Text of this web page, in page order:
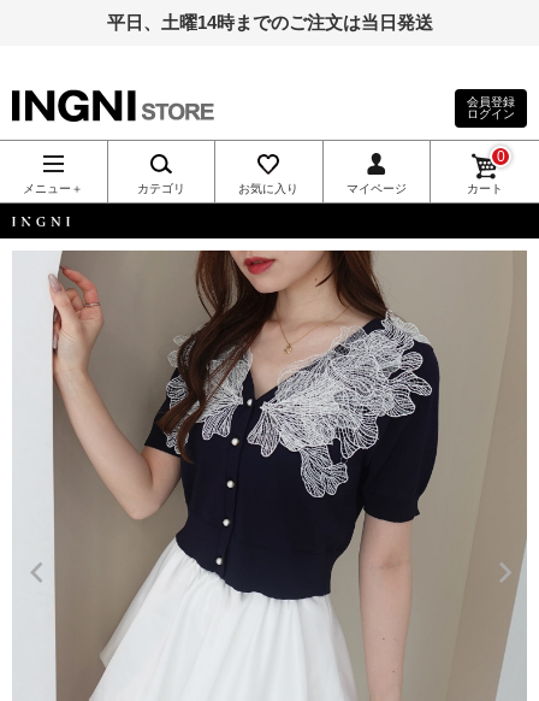
平日、土曜14時までのご注文は当日発送
INGNI（イン
グ）公式通
販｜INGNI
STORE
会員登録
ログイン
メニュー＋ カテゴリ お気に入り マイページ カート
0
INGNI